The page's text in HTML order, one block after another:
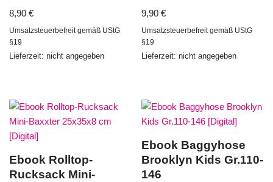
8,90 €
Umsatzsteuerbefreit gemäß UStG
§19
Lieferzeit: nicht angegeben
9,90€
Umsatzsteuerbefreit gemäß UStG
§19
Lieferzeit: nicht angegeben
Ebook Rolltop-
Rucksack Mini-
Ebook Baggyhose
Brooklyn Kids Gr.110-
146